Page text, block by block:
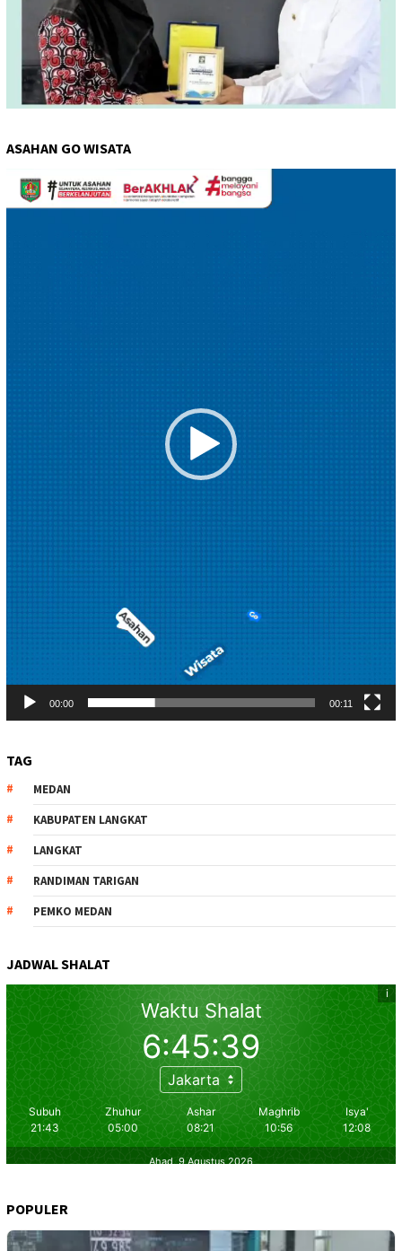
ASAHAN GO WISATA
Pemutar
Video
00:00 00:11
TAG
MEDAN
KABUPATEN LANGKAT
LANGKAT
RANDIMAN TARIGAN
PEMKO MEDAN
JADWAL SHALAT
POPULER